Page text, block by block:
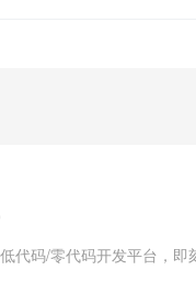
代码/零代码开发平台，即